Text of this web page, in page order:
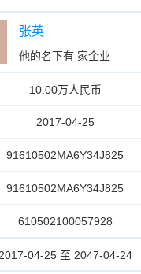
张英
他的名下有 家企业
10.00万人民币
2017-04-25
91610502MA6Y34J825
91610502MA6Y34J825
610502100057928
2017-04-25 至 2047-04-24